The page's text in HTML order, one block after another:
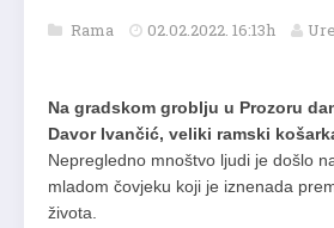
Rama 02.02.2022. 16:13h
Na gradskom groblju u Prozoru
Davor Ivančić, veliki ramski
Nepregledno mnoštvo ljudi je došlo
mladom čovjeku koji je iznenada
života.